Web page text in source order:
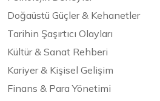
Doğaüstü Güçler & Kehanetler
Tarihin Şaşırtıcı Olayları
Kültür & Sanat Rehberi
Kariyer & Kişisel Gelişim
Finans & Para Yönetimi